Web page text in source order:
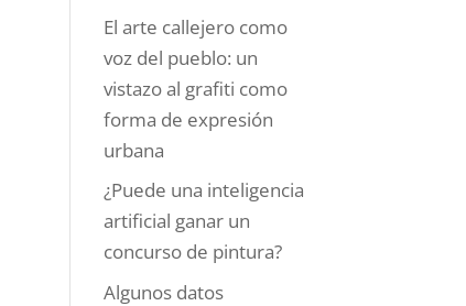
El arte callejero como
voz del pueblo: un
vistazo al grafiti como
forma de expresión
urbana
¿Puede una inteligencia
artificial ganar un
concurso de pintura?
Algunos datos